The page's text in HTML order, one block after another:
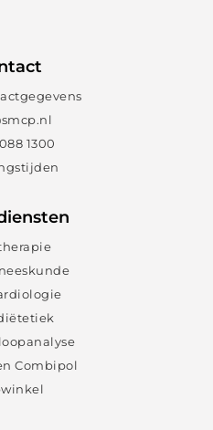
1300
Combipol